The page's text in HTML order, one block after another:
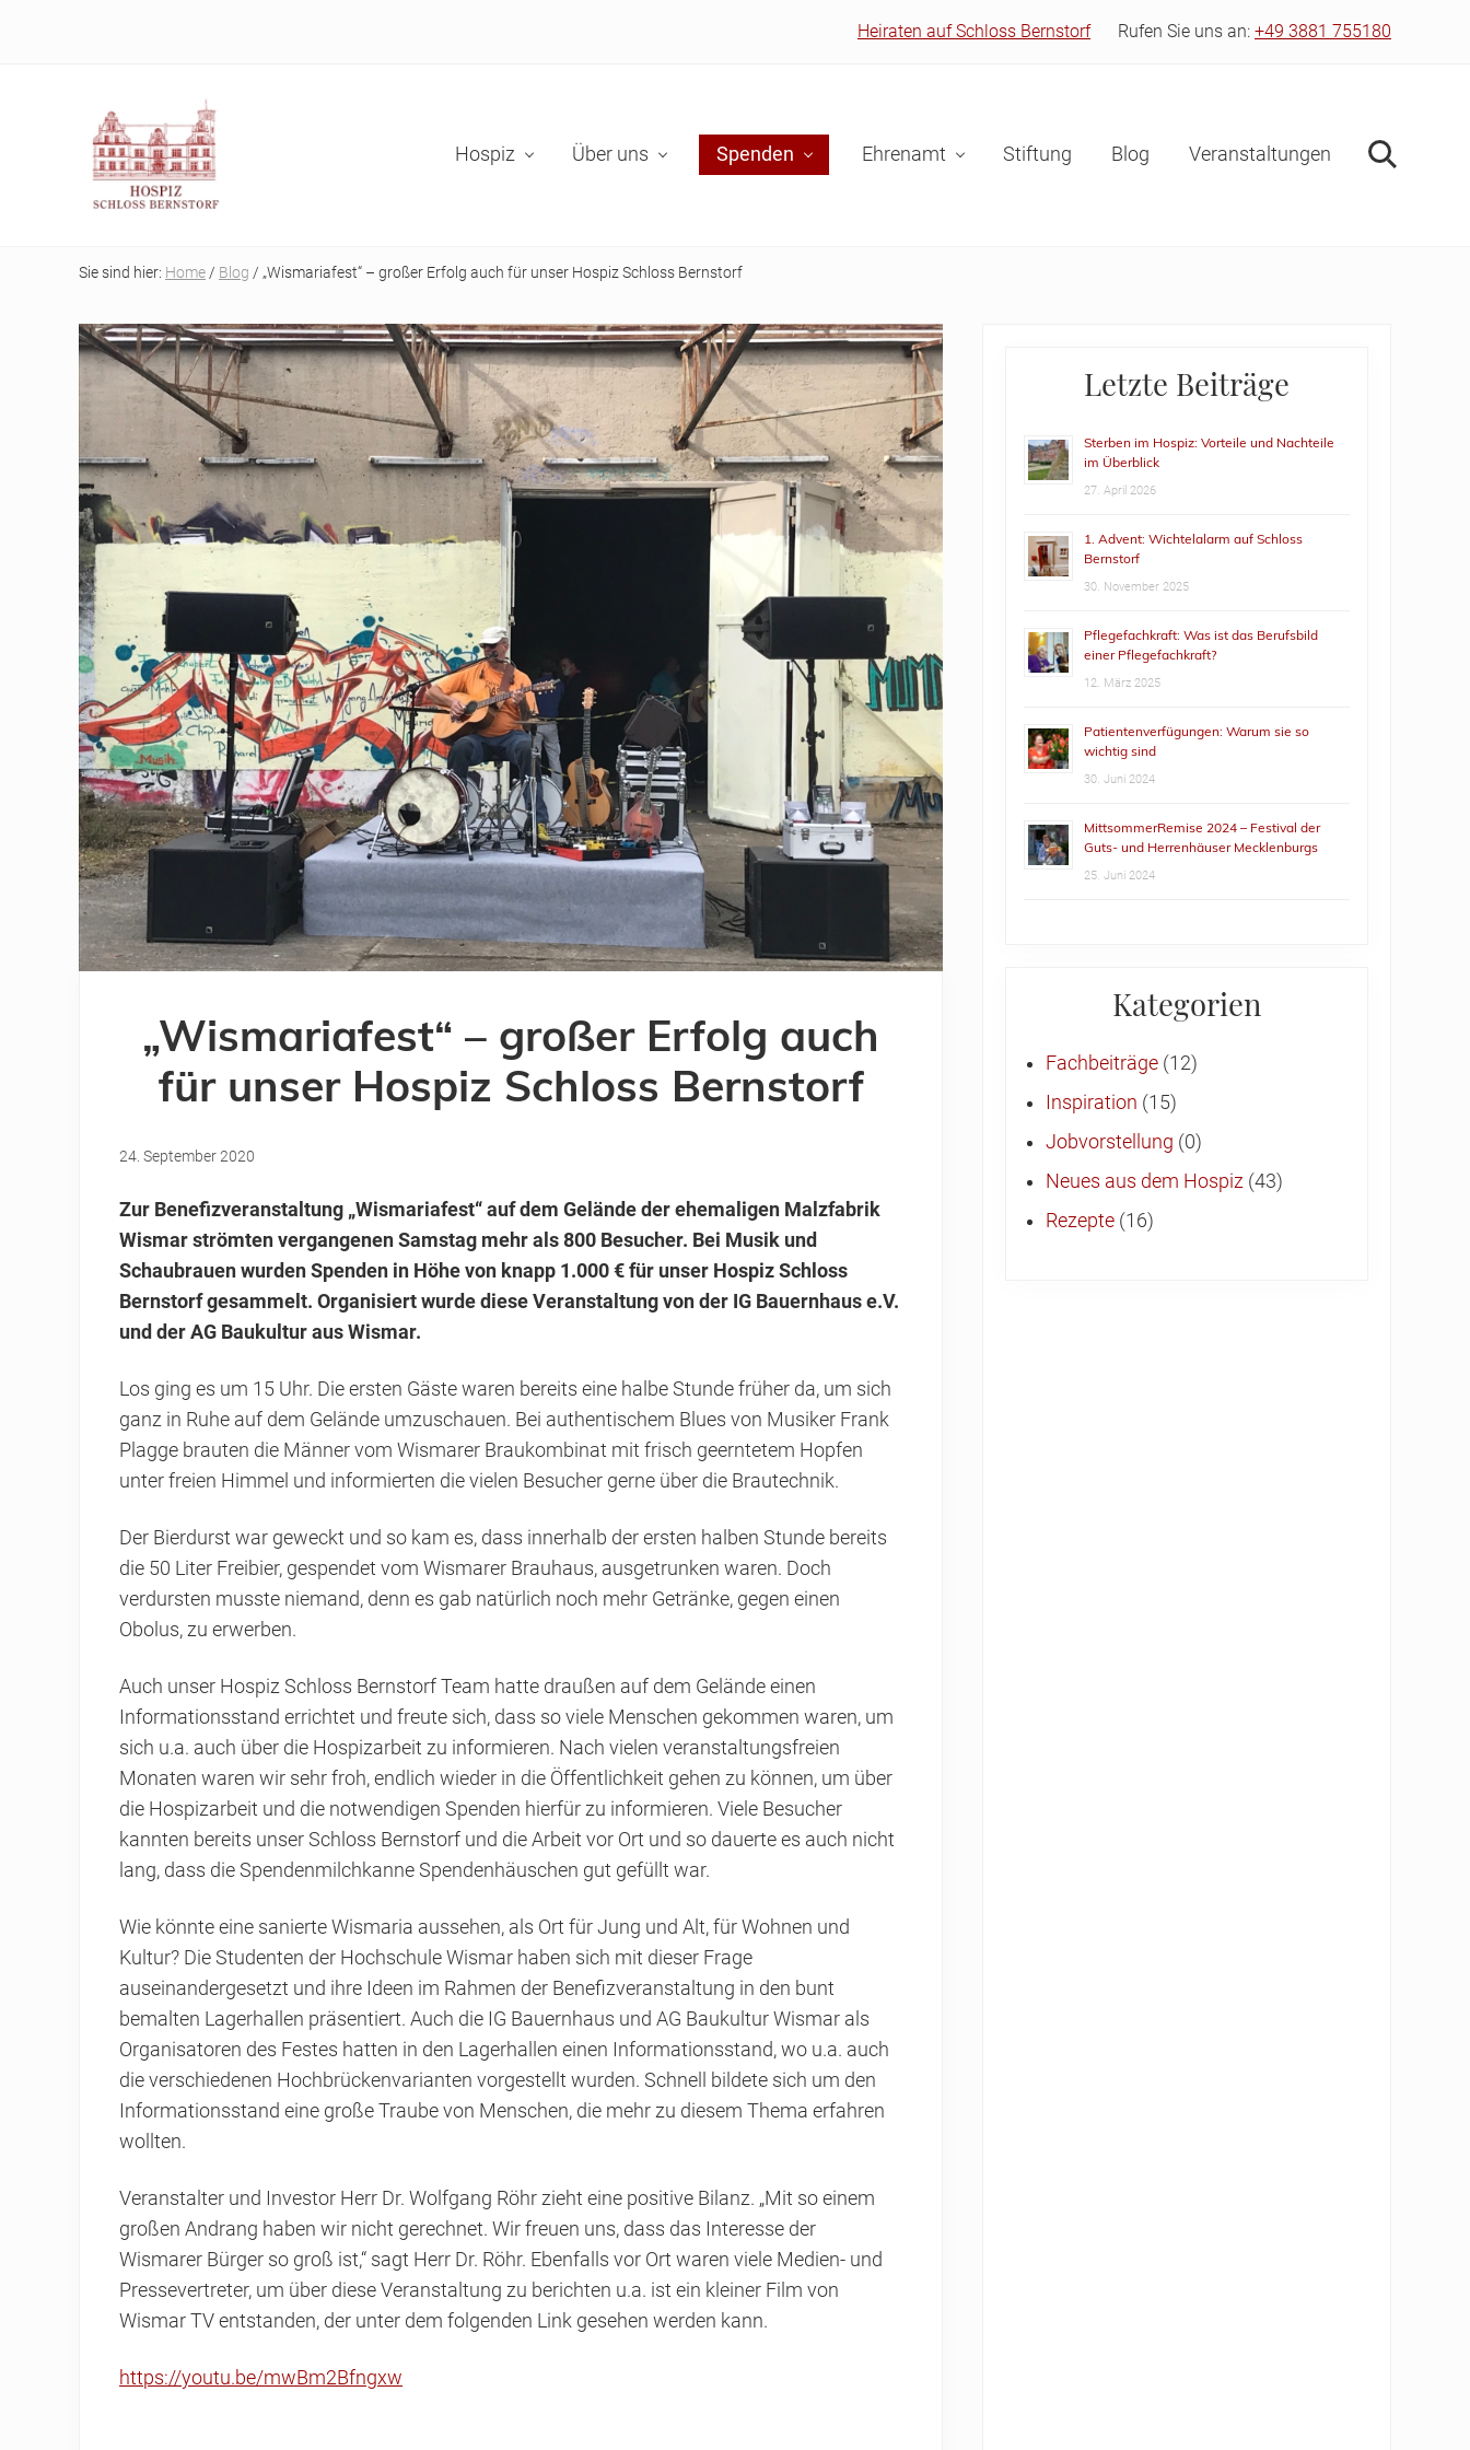
Heiraten auf Schloss Bernstorf Rufen Sie uns an: +49 3881 755180
auf
Reise
Hospiz Über uns Spenden Ehrenamt Stiftung Blog Veranstaltungen Suche
Sie sind hier: Home / Blog / „Wismariafest“ – großer Erfolg auch für unser Hospiz Schloss Bernstorf
„Wismariafest“ – großer Erfolg auch
für unser Hospiz Schloss Bernstorf
24. September 2020
Zur Benefizveranstaltung „Wismariafest“ auf dem Gelände der ehemaligen Malzfabrik
Wismar strömten vergangenen Samstag mehr als 800 Besucher. Bei Musik und
Schaubrauen wurden Spenden in Höhe von knapp 1.000 € für unser Hospiz Schloss
Bernstorf gesammelt. Organisiert wurde diese Veranstaltung von der IG Bauernhaus e.V.
und der AG Baukultur aus Wismar.
Los ging es um 15 Uhr. Die ersten Gäste waren bereits eine halbe Stunde früher da, um sich
ganz in Ruhe auf dem Gelände umzuschauen. Bei authentischem Blues von Musiker Frank
Plagge brauten die Männer vom Wismarer Braukombinat mit frisch geerntetem Hopfen
unter freien Himmel und informierten die vielen Besucher gerne über die Brautechnik.
Der Bierdurst war geweckt und so kam es, dass innerhalb der ersten halben Stunde bereits
die 50 Liter Freibier, gespendet vom Wismarer Brauhaus, ausgetrunken waren. Doch
verdursten musste niemand, denn es gab natürlich noch mehr Getränke, gegen einen
Obolus, zu erwerben.
Auch unser Hospiz Schloss Bernstorf Team hatte draußen auf dem Gelände einen
Informationsstand errichtet und freute sich, dass so viele Menschen gekommen waren, um
sich u.a. auch über die Hospizarbeit zu informieren. Nach vielen veranstaltungsfreien
Monaten waren wir sehr froh, endlich wieder in die Öffentlichkeit gehen zu können, um über
die Hospizarbeit und die notwendigen Spenden hierfür zu informieren. Viele Besucher
kannten bereits unser Schloss Bernstorf und die Arbeit vor Ort und so dauerte es auch nicht
lang, dass die Spendenmilchkanne Spendenhäuschen gut gefüllt war.
Wie könnte eine sanierte Wismaria aussehen, als Ort für Jung und Alt, für Wohnen und
Kultur? Die Studenten der Hochschule Wismar haben sich mit dieser Frage
auseinandergesetzt und ihre Ideen im Rahmen der Benefizveranstaltung in den bunt
bemalten Lagerhallen präsentiert. Auch die IG Bauernhaus und AG Baukultur Wismar als
Organisatoren des Festes hatten in den Lagerhallen einen Informationsstand, wo u.a. auch
die verschiedenen Hochbrückenvarianten vorgestellt wurden. Schnell bildete sich um den
Informationsstand eine große Traube von Menschen, die mehr zu diesem Thema erfahren
wollten.
Veranstalter und Investor Herr Dr. Wolfgang Röhr zieht eine positive Bilanz. „Mit so einem
großen Andrang haben wir nicht gerechnet. Wir freuen uns, dass das Interesse der
Wismarer Bürger so groß ist,“ sagt Herr Dr. Röhr. Ebenfalls vor Ort waren viele Medien- und
Pressevertreter, um über diese Veranstaltung zu berichten u.a. ist ein kleiner Film von
Wismar TV entstanden, der unter dem folgenden Link gesehen werden kann.
https://youtu.be/mwBm2Bfngxw
PrimaryLetzte Beiträge
Sterben im Hospiz: Vorteile und Nachteile
im Überblick
27. April 2026
1. Advent: Wichtelalarm auf Schloss
Bernstorf
30. November 2025
Pflegefachkraft: Was ist das Berufsbild
einer Pflegefachkraft?
12. März 2025
Patientenverfügungen: Warum sie so
wichtig sind
30. Juni 2024
MittsommerRemise 2024 – Festival der
Guts- und Herrenhäuser Mecklenburgs
25. Juni 2024
Kategorien
Fachbeiträge (12)
Inspiration (15)
Jobvorstellung (0)
Neues aus dem Hospiz (43)
Rezepte (16)